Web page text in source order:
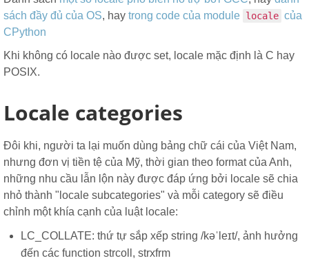
sách đầy đủ của OS, hay trong code của module locale của
CPython
Khi không có locale nào được set, locale mặc định là C hay
POSIX.
Locale categories
Đôi khi, người ta lại muốn dùng bảng chữ cái của Việt Nam,
nhưng đơn vị tiền tệ của Mỹ, thời gian theo format của Anh,
những nhu cầu lẫn lộn này được đáp ứng bởi locale sẽ chia
nhỏ thành "locale subcategories" và mỗi category sẽ điều
chỉnh một khía cạnh của luật locale:
LC_COLLATE: thứ tự sắp xếp string /kəˈleɪt/, ảnh hưởng
đến các function strcoll, strxfrm